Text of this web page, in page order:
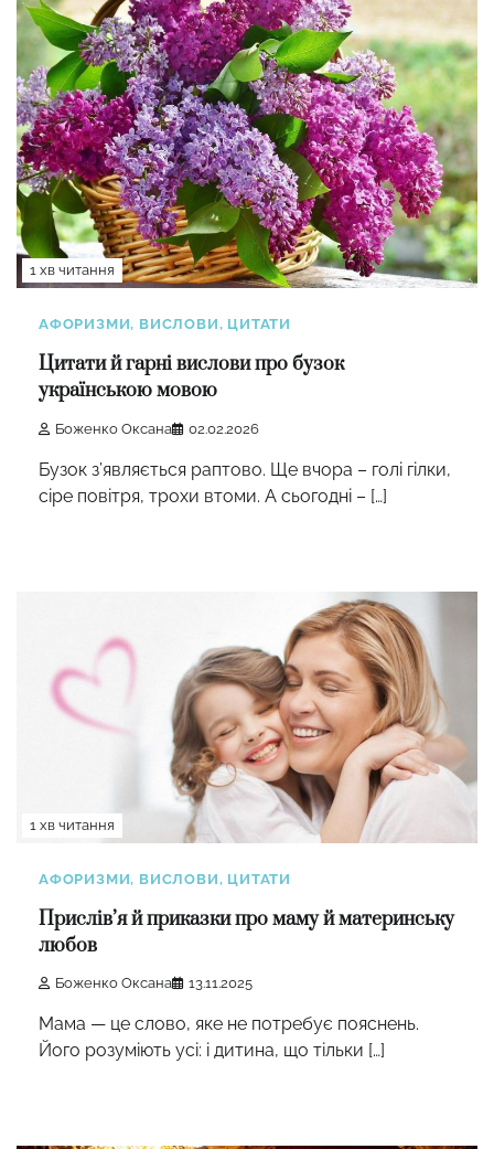
1 хв читання
АФОРИЗМИ, ВИСЛОВИ, ЦИТАТИ
Цитати й гарні вислови про бузок
українською мовою
Боженко Оксана 02.02.2026
Бузок з’являється раптово. Ще вчора – голі гілки,
сіре повітря, трохи втоми. А сьогодні – […]
1 хв читання
АФОРИЗМИ, ВИСЛОВИ, ЦИТАТИ
Прислів’я й приказки про маму й материнську
любов
Боженко Оксана 13.11.2025
Мама — це слово, яке не потребує пояснень.
Його розуміють усі: і дитина, що тільки […]